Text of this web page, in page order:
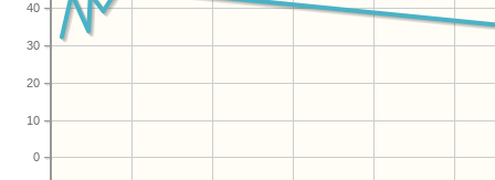
0
10
20
30
40